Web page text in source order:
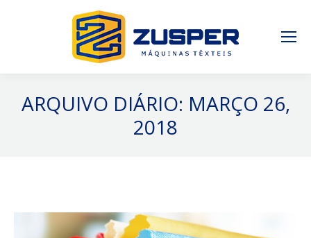
ARQUIVO DIÁRIO: MARÇO 26,
2018